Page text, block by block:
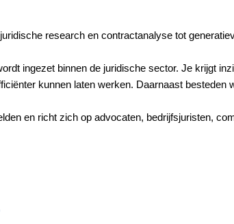
research en contractanalyse tot
ingezet binnen de juridische sector. Je krijgt
kunnen laten werken. Daarnaast
en richt zich op advocaten, bedrijfsjuristen,